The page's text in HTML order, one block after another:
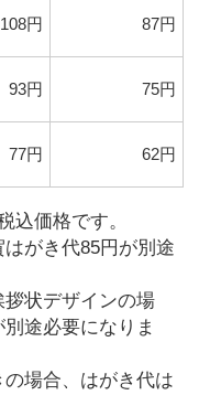
108円 87円
93円 75円
77円 62円
込価格です。
がき代85円が別途
状デザインの場
途必要になりま
場合、はがき代は